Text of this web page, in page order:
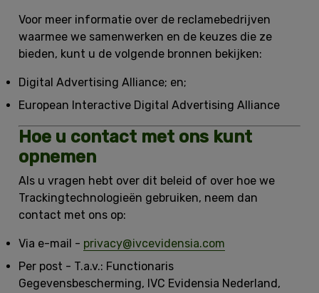
Voor meer informatie over de reclamebedrijven
waarmee we samenwerken en de keuzes die ze
bieden, kunt u de volgende bronnen bekijken:
Digital Advertising Alliance; en;
European Interactive Digital Advertising Alliance
Hoe u contact met ons kunt
opnemen
Als u vragen hebt over dit beleid of over hoe we
Trackingtechnologieën gebruiken, neem dan
contact met ons op:
Via e-mail - privacy@ivcevidensia.com
Per post - T.a.v.: Functionaris
Gegevensbescherming, IVC Evidensia Nederland,